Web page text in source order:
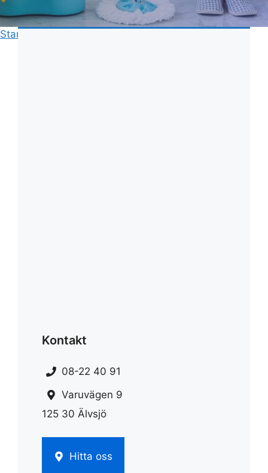
Start
Kontakt
08-22 40 91
Varuvägen 9
125 30 Älvsjö
Hitta oss